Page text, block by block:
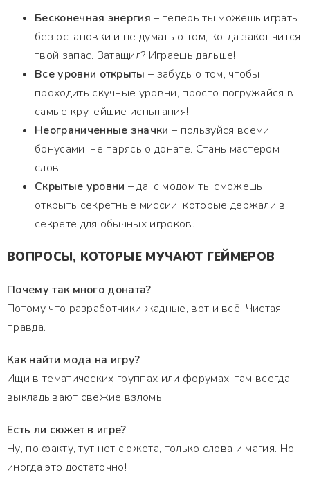
Бесконечная энергия – теперь ты можешь играть
без остановки и не думать о том, когда закончится
твой запас. Затащил? Играешь дальше!
Все уровни открыты – забудь о том, чтобы
проходить скучные уровни, просто погружайся в
самые крутейшие испытания!
Неограниченные значки – пользуйся всеми
бонусами, не парясь о донате. Стань мастером
слов!
Скрытые уровни – да, с модом ты сможешь
открыть секретные миссии, которые держали в
секрете для обычных игроков.
ВОПРОСЫ, КОТОРЫЕ МУЧАЮТ ГЕЙМЕРОВ
Почему так много доната?
Потому что разработчики жадные, вот и всё. Чистая
правда.
Как найти мода на игру?
Ищи в тематических группах или форумах, там всегда
выкладывают свежие взломы.
Есть ли сюжет в игре?
Ну, по факту, тут нет сюжета, только слова и магия. Но
иногда это достаточно!